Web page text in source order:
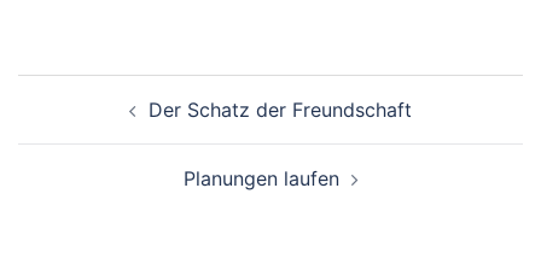
Der Schatz der Freundschaft
Planungen laufen